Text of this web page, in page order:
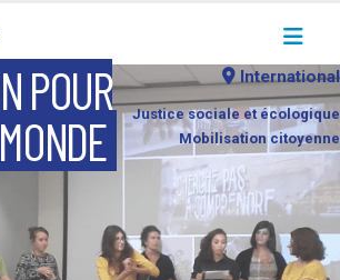
International
Justice sociale et écologique
Mobilisation citoyenne
POUR